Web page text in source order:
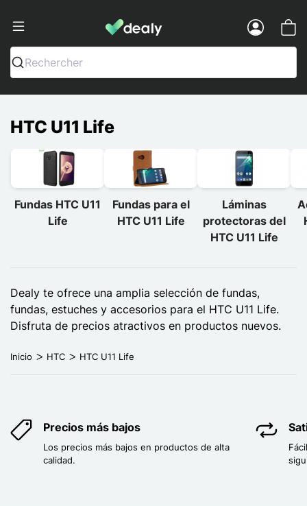
Dealy - Fundas y accesorios para
Rechercher
HTC U11 Life
Fundas HTC U11
Life
Fundas para el
HTC U11 Life
Láminas
protectoras del
HTC U11 Life
Dealy te ofrece una amplia selección de fundas,
fundas, estuches y accesorios para el HTC U11 Life.
Disfruta de precios atractivos en productos nuevos.
Inicio HTC HTC U11 Life
Precios más bajos
Los precios más bajos en productos de alta
calidad.